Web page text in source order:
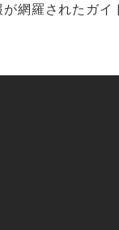
網羅されたガイ